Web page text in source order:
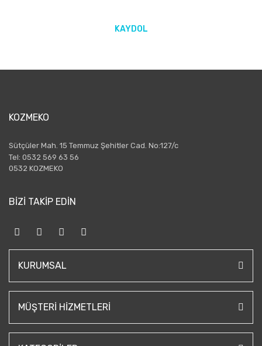
KAYDOL
KOZMEKO
Sütçüler Mah. 15 Temmuz Şehitler Cad. No:127/c
Tel: 0532 569 63 56
0532 KOZMEKO
BİZİ TAKİP EDİN
KURUMSAL
MÜŞTERI HIZMETLERI